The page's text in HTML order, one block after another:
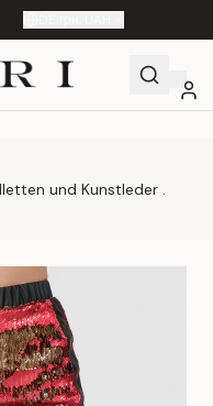
und Kunstleder .